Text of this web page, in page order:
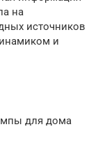
на
источников
и
для дома